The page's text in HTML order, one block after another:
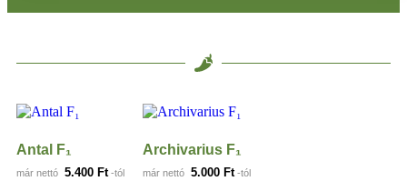
Antal F₁
már nettó 5.400 Ft -tól
Archivarius F₁
már nettó 5.000 Ft -tól